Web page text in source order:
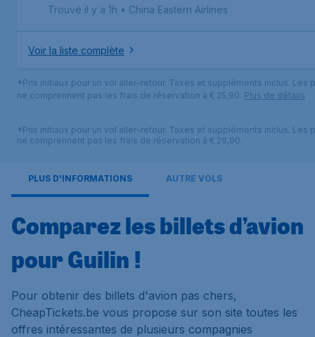
Trouvé il y a 1h • China Eastern Airlines
Voir la liste complète
*Prix initiaux pour un vol aller-retour. Taxes et suppléments inclus. Les
ne comprennent pas les frais de réservation à € 25,90. Plus de détails
*Prix initiaux pour un vol aller-retour. Taxes et suppléments inclus. Les
ne comprennent pas les frais de réservation à € 29,90.
PLUS D'INFORMATIONS AUTRE VOLS
Comparez les billets d’avion
pour Guilin !
Pour obtenir des billets d'avion pas chers,
CheapTickets.be vous propose sur son site toutes les
offres intéressantes de plusieurs compagnies